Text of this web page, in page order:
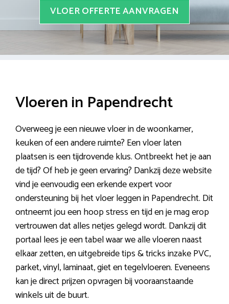
VLOER OFFERTE AANVRAGEN
Vloeren in Papendrecht
Overweeg je een nieuwe vloer in de woonkamer,
keuken of een andere ruimte? Een vloer laten
plaatsen is een tijdrovende klus. Ontbreekt het je aan
de tijd? Of heb je geen ervaring? Dankzij deze website
vind je eenvoudig een erkende expert voor
ondersteuning bij het vloer leggen in Papendrecht. Dit
ontneemt jou een hoop stress en tijd en je mag erop
vertrouwen dat alles netjes gelegd wordt. Dankzij dit
portaal lees je een tabel waar we alle vloeren naast
elkaar zetten, en uitgebreide tips & tricks inzake PVC,
parket, vinyl, laminaat, giet en tegelvloeren. Eveneens
kan je direct prijzen opvragen bij vooraanstaande
winkels uit de buurt.